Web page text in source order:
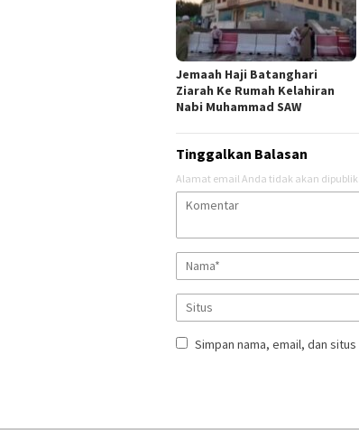
Jemaah Haji Batanghari
Ziarah Ke Rumah Kelahiran
Nabi Muhammad SAW
Tinggalkan Balasan
Alamat email Anda tidak akan
Simpan nama, email, dan